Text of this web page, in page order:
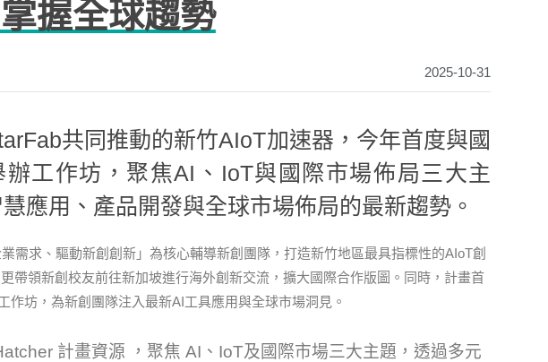
握全球趨勢
2025-10-31
共同推動的新竹AIoT加速器，今年首度與國
工作坊，聚焦AI、IoT與國際市場佈局三大主
應用、產品開發與全球市場佈局的最新趨勢。
需求、驅動新創創新」為核心輔導新創團隊，打造新竹地區最具指標性的AIoT創
帶領新創校友前往新加坡進行海外創新交流，擴大國際合作版圖。同時，計畫首
坊，為新創團隊注入最新AI工具應用與全球市場洞見。
計畫資源 ，聚焦 AI、IoT及國際市場三大主題，透過多元